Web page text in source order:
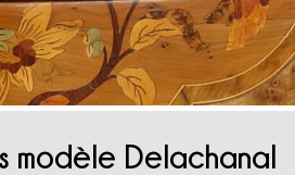
modèle Delachanal